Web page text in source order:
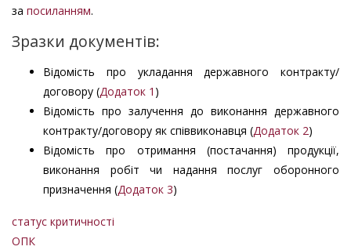
за посиланням.
Зразки документів:
Відомість про укладання державного контракту/
договору (Додаток 1 )
Відомість про залучення до виконання державного
контракту/договору як співвиконавця (Додаток 2)
Відомість про отримання (постачання) продукції,
виконання робіт чи надання послуг оборонного
призначення (Додаток 3)
статус критичності
ОПК